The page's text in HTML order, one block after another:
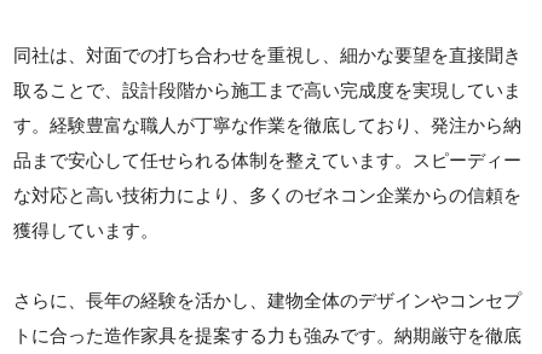
同社は、対面での打ち合わせを重視し、細かな要望を直接聞き
取ることで、設計段階から施工まで高い完成度を実現していま
す。経験豊富な職人が丁寧な作業を徹底しており、発注から納
品まで安心して任せられる体制を整えています。スピーディー
な対応と高い技術力により、多くのゼネコン企業からの信頼を
獲得しています。
さらに、長年の経験を活かし、建物全体のデザインやコンセプ
トに合った造作家具を提案する力も強みです。納期厳守を徹底